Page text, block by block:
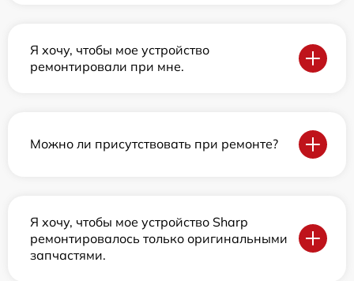
Я хочу, чтобы мое устройство
ремонтировали при мне.
Можно ли присутствовать при ремонте?
Я хочу, чтобы мое устройство Sharp
ремонтировалось только оригинальными
запчастями.